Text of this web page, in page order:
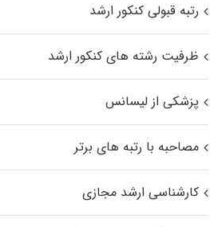
رتبه قبولی کنکور ارشد
ظرفیت رشته های کنکور ارشد
پزشکی از لیسانس
مصاحبه با رتبه های برتر
کارشناسی ارشد مجازی